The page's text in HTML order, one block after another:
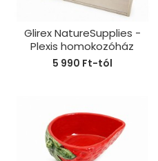
Glirex NatureSupplies -
Plexis homokozóház
5 990 Ft-tól